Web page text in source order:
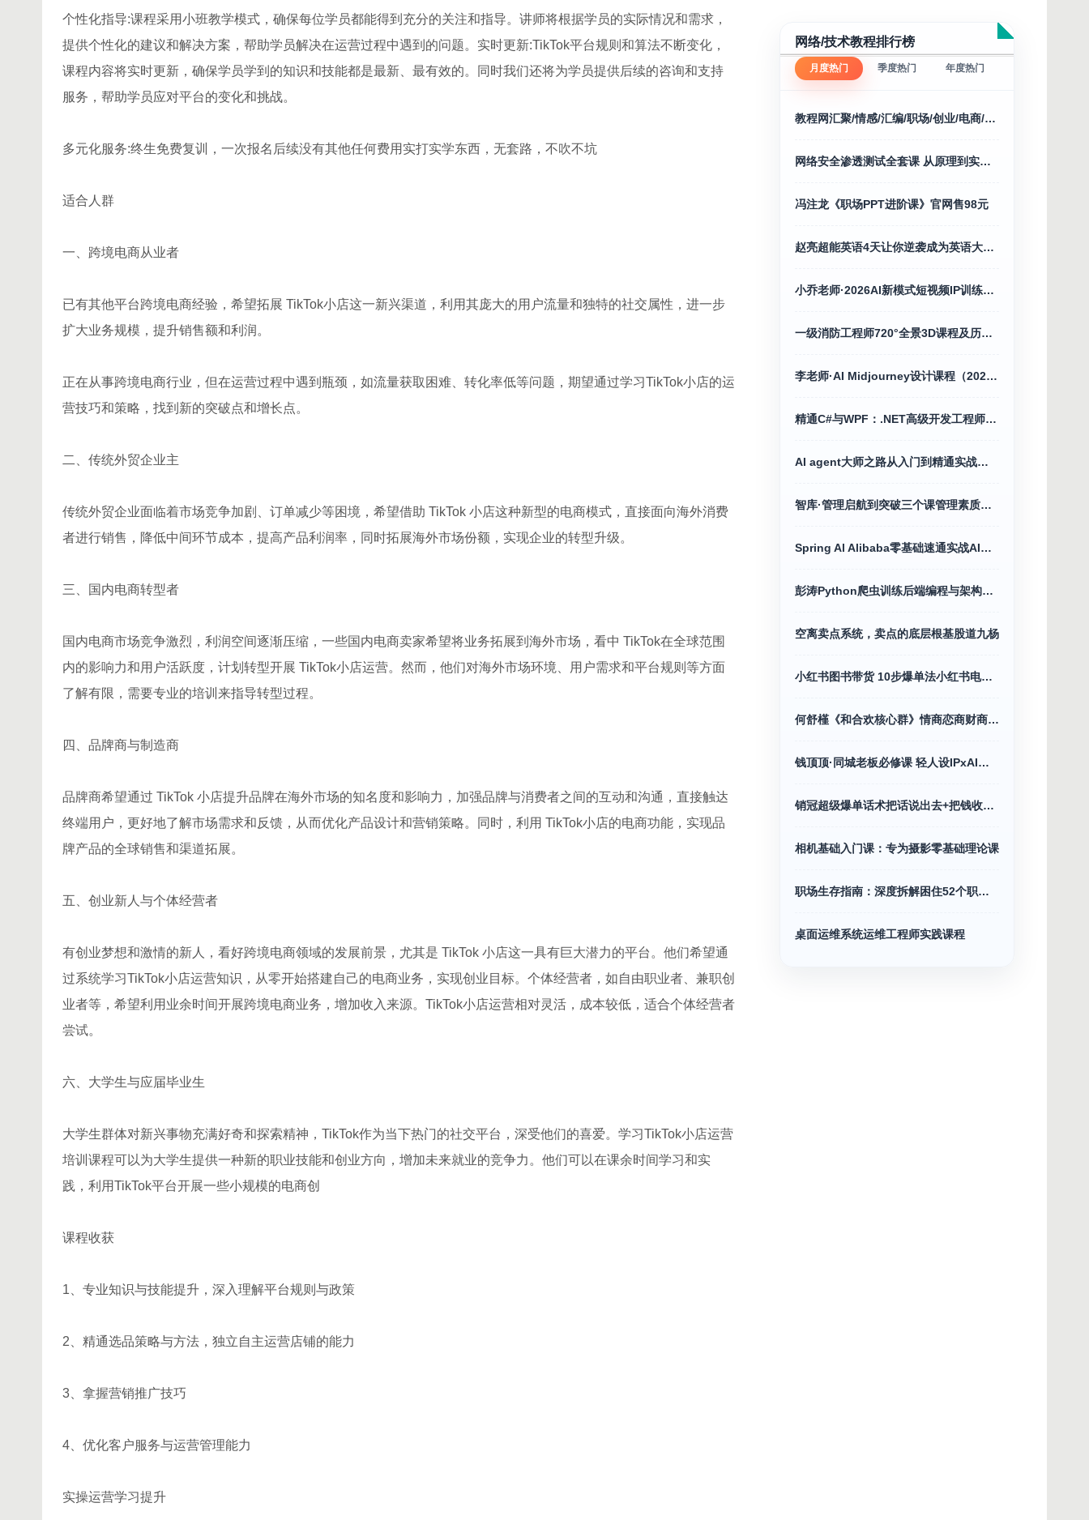
个性化指导:课程采用小班教学模式，确保每位学员都能得到充分的关注和指导。讲师将根据学员的实际情况和需求，
提供个性化的建议和解决方案，帮助学员解决在运营过程中遇到的问题。实时更新:TikTok平台规则和算法不断变化，
课程内容将实时更新，确保学员学到的知识和技能都是最新、最有效的。同时我们还将为学员提供后续的咨询和支持
服务，帮助学员应对平台的变化和挑战。
多元化服务:终生免费复训，一次报名后续没有其他任何费用实打实学东西，无套路，不吹不坑
适合人群
一、跨境电商从业者
已有其他平台跨境电商经验，希望拓展 TikTok小店这一新兴渠道，利用其庞大的用户流量和独特的社交属性，进一步
扩大业务规模，提升销售额和利润。
正在从事跨境电商行业，但在运营过程中遇到瓶颈，如流量获取困难、转化率低等问题，期望通过学习TikTok小店的运
营技巧和策略，找到新的突破点和增长点。
二、传统外贸企业主
传统外贸企业面临着市场竞争加剧、订单减少等困境，希望借助 TikTok 小店这种新型的电商模式，直接面向海外消费
者进行销售，降低中间环节成本，提高产品利润率，同时拓展海外市场份额，实现企业的转型升级。
三、国内电商转型者
国内电商市场竞争激烈，利润空间逐渐压缩，一些国内电商卖家希望将业务拓展到海外市场，看中 TikTok在全球范围
内的影响力和用户活跃度，计划转型开展 TikTok小店运营。然而，他们对海外市场环境、用户需求和平台规则等方面
了解有限，需要专业的培训来指导转型过程。
四、品牌商与制造商
品牌商希望通过 TikTok 小店提升品牌在海外市场的知名度和影响力，加强品牌与消费者之间的互动和沟通，直接触达
终端用户，更好地了解市场需求和反馈，从而优化产品设计和营销策略。同时，利用 TikTok小店的电商功能，实现品
牌产品的全球销售和渠道拓展。
五、创业新人与个体经营者
有创业梦想和激情的新人，看好跨境电商领域的发展前景，尤其是 TikTok 小店这一具有巨大潜力的平台。他们希望通
过系统学习TikTok小店运营知识，从零开始搭建自己的电商业务，实现创业目标。个体经营者，如自由职业者、兼职创
业者等，希望利用业余时间开展跨境电商业务，增加收入来源。TikTok小店运营相对灵活，成本较低，适合个体经营者
尝试。
六、大学生与应届毕业生
大学生群体对新兴事物充满好奇和探索精神，TikTok作为当下热门的社交平台，深受他们的喜爱。学习TikTok小店运营
培训课程可以为大学生提供一种新的职业技能和创业方向，增加未来就业的竞争力。他们可以在课余时间学习和实
践，利用TikTok平台开展一些小规模的电商创
课程收获
1、专业知识与技能提升，深入理解平台规则与政策
2、精通选品策略与方法，独立自主运营店铺的能力
3、拿握营销推广技巧
4、优化客户服务与运营管理能力
实操运营学习提升
网络/技术教程排行榜
月度热门 季度热门 年度热门
教程网汇聚/情感/汇编/职场/创业/电商/福利/等
网络安全渗透测试全套课 从原理到实战200课
冯注龙《职场PPT进阶课》官网售98元
赵亮超能英语4天让你逆袭成为英语大神127.0G
小乔老师·2026AI新模式短视频IP训练营（更新）
一级消防工程师720°全景3D课程及历年精讲合集
李老师·AI Midjourney设计课程（2026）
精通C#与WPF：.NET高级开发工程师之路
AI agent大师之路从入门到精通实战指南
智库·管理启航到突破三个课管理素质课程
Spring Al Alibaba零基础速通实战AI应用+Java全端
彭涛Python爬虫训练后端编程与架构营价值4699
空离卖点系统，卖点的底层根基股道九杨
小红书图书带货 10步爆单法小红书电商教程
何舒槿《和合欢核心群》情商恋商财商全攻略
钱顶顶·同城老板必修课 轻人设IPxAI获客
销冠超级爆单话术把话说出去+把钱收回来
相机基础入门课：专为摄影零基础理论课
职场生存指南：深度拆解困住52个职场难题
桌面运维系统运维工程师实践课程